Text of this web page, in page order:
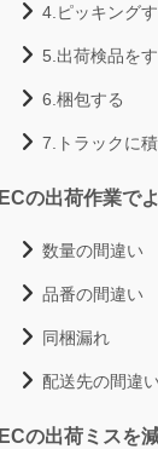
4.ピッキング
5.出荷検品を
6.梱包する
7.トラックに
ECの出荷作業で
数量の間違い
品番の間違い
同梱漏れ
配送先の間違い
ECの出荷ミスを